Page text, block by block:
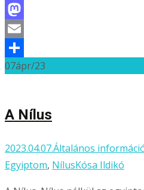
Facebook
Mastodon
Email
Ossza
07ápr/23
A Nílus
2023.04.07.Általános
Egyiptom, NílusKósa Ildikó